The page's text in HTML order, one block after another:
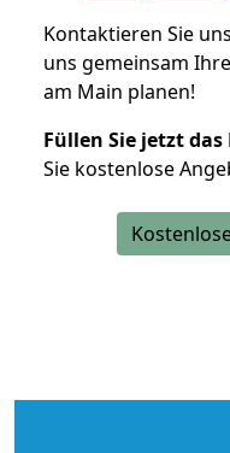
Kontaktieren Sie
uns gemeinsam
am Main planen!
Füllen Sie jetzt
Sie kostenlose